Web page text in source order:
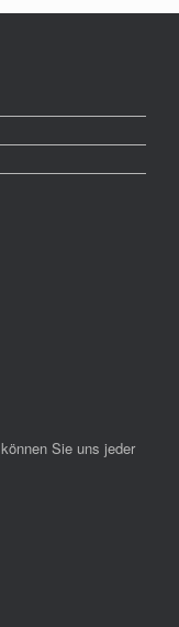
Sie uns jeder